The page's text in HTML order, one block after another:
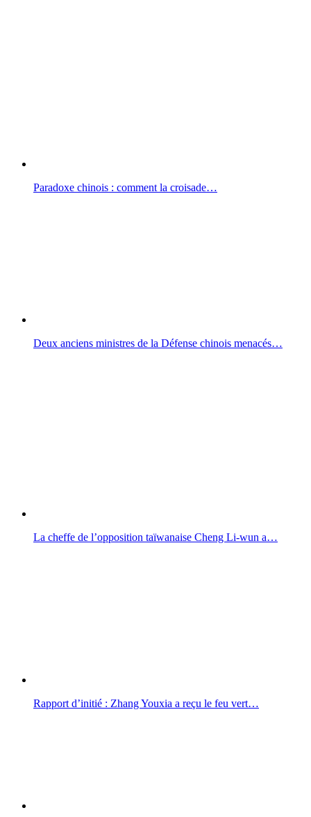
Paradoxe chinois : comment la croisade…
Deux anciens ministres de la Défense chinois menacés…
La cheffe de l’opposition taïwanaise Cheng Li-wun a…
Rapport d’initié : Zhang Youxia a reçu le feu vert…